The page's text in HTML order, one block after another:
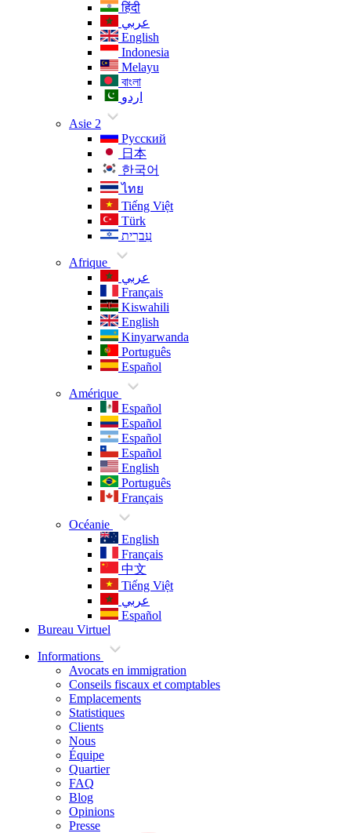
हिंदी
عربي
English
Indonesia
Melayu
বাংলা
اردو
Asie 2
Русский
日本
한국어
ไทย
Tiếng Việt
Türk
עִברִית
Afrique
عربي
Français
Kiswahili
English
Kinyarwanda
Português
Español
Amérique
Español
Español
Español
Español
English
Português
Français
Océanie
English
Français
中文
Tiếng Việt
عربي
Español
Bureau Virtuel
Informations
Avocats en immigration
Conseils fiscaux et comptables
Emplacements
Statistiques
Clients
Nous
Équipe
Quartier
FAQ
Blog
Opinions
Presse